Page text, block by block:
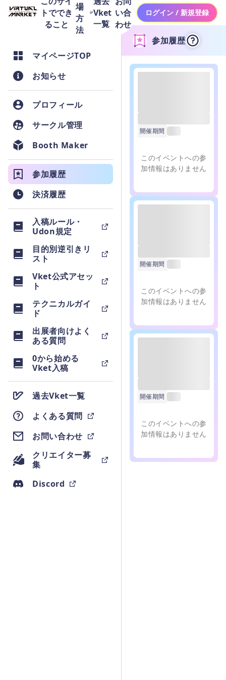
トででき
ること
場
方
法
Vket
一覧
い合
わせ
ログイン / 新規登録
マイページTOP
お知らせ
プロフィール
サークル管理
Booth Maker
参加履歴
決済履歴
入稿ルール・
Udon規定
目的別逆引きリ
スト
Vket公式アセッ
ト
テクニカルガイ
ド
出展者向けよく
ある質問
0から始める
Vket入稿
過去Vket一覧
よくある質問
お問い合わせ
クリエイター募
集
Discord
参加履歴
開催期間
このイベントへの参
加情報はありません
開催期間
このイベントへの参
加情報はありません
開催期間
このイベントへの参
加情報はありません